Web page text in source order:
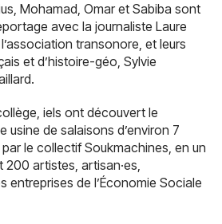
Mohamad, Omar et Sabiba sont
avec la journaliste Laure
transonore, et leurs
et d’histoire-géo, Sylvie
iels ont découvert le
usine de salaisons d’environ 7
le collectif Soukmachines, en un
200 artistes, artisan·es,
entreprises de l’Économie Sociale